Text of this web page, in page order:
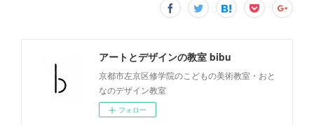
アートとデザインの教室 bibu
京都市左京区修学院のこどもの美術教室・おと
なのデザイン教室
フォロー